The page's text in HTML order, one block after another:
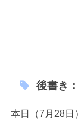
後書き
本日（7月28日